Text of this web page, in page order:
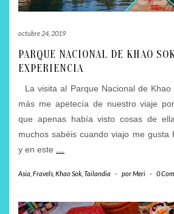
octubre 24, 2019
PARQUE NACIONAL DE KHAO
EXPERIENCIA
La visita al Parque Nacional de
más me apetecía de nuestro viaje
que apenas había visto cosas de
muchos sabéis cuando viajo me gusta
y en este
Asia Fravels Khao Sok Tailandia - porMeri - 0